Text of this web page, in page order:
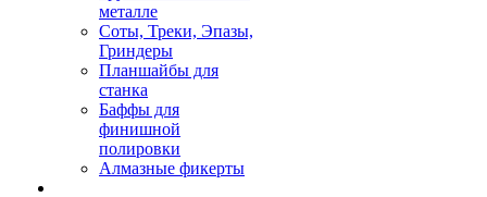
металле
Соты, Треки, Эпазы,
Гриндеры
Планшайбы для
станка
Баффы для
финишной
полировки
Алмазные фикерты